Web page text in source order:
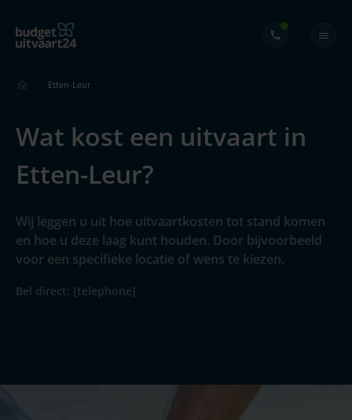
Etten-Leur
Wat kost een uitvaart in
Etten-Leur?
Wij leggen u uit hoe uitvaartkosten tot stand komen
en hoe u deze laag kunt houden. Door bijvoorbeeld
voor een specifieke locatie of wens te kiezen.
Bel direct: [telephone]